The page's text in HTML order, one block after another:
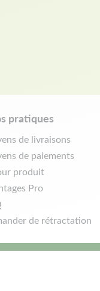
pratiques
de livraisons
de paiements
produit
Pro
de rétractation